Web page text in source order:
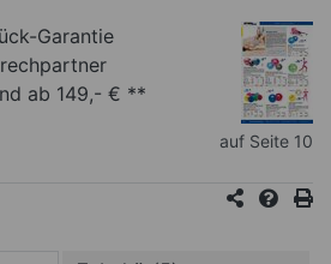
Garantie
ab 149,- € **
auf Seite 10